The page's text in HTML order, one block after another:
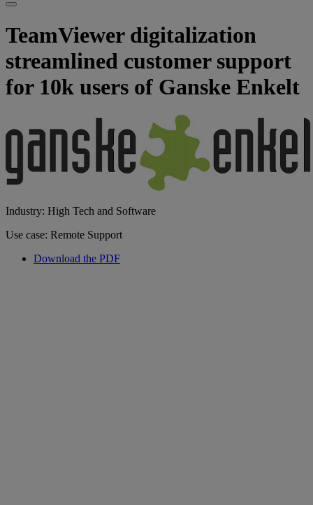
TeamViewer digitalization
streamlined customer support
for 10k users of Ganske Enkelt
Industry: High Tech and Software
Use case: Remote Support
Download the PDF